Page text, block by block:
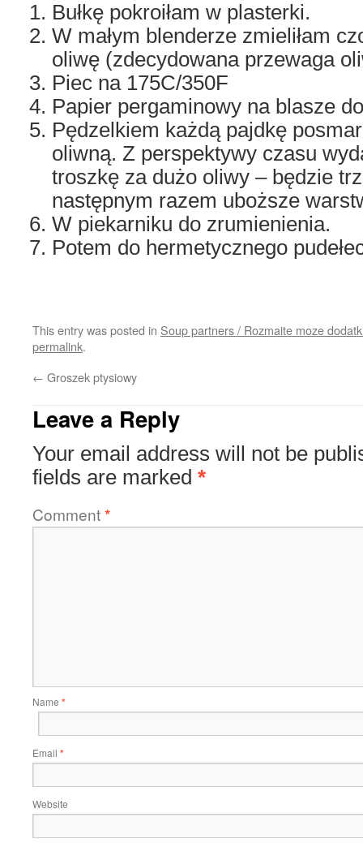
Bułkę pokroiłam w plasterki.
W małym blenderze zmieliłam
oliwę (zdecydowana przewaga
Piec na 175C/350F
Papier pergaminowy na blasze
Pędzelkiem każdą pajdkę
oliwną. Z perspektywy czasu
troszkę za dużo oliwy – będzie
następnym razem uboższe
W piekarniku do zrumienienia.
Potem do hermetycznego
This entry was posted in Soup partners / Rozmaite moze
permalink.
← Groszek ptysiowy
Leave a Reply
Your email address will not be
fields are marked *
Comment*
Name *
Email *
Website